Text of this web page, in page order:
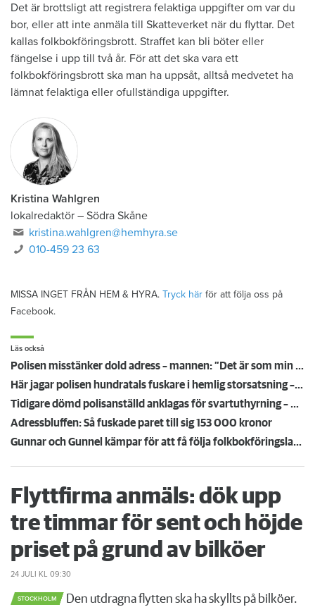
Det är brottsligt att registrera felaktiga uppgifter om var du
bor, eller att inte anmäla till Skatteverket när du flyttar. Det
kallas folkbokföringsbrott. Straffet kan bli böter eller
fängelse i upp till två år. För att det ska vara ett
folkbokföringsbrott ska man ha uppsåt, alltså medvetet ha
lämnat felaktiga eller ofullständiga uppgifter.
Kristina Wahlgren
lokalredaktör – Södra Skåne
kristina.wahlgren@hemhyra.se
010-459 23 63
MISSA INGET FRÅN HEM & HYRA. Tryck här för att följa oss på
Facebook.
Läs också
Polisen misstänker dold adress – mannen: ”Det är som min extrafamilj”
Här jagar polisen hundratals fuskare i hemlig storsatsning – efter tips från hyresvärdar
Tidigare dömd polisanställd anklagas för svartuthyrning – hade två hyresrätter
Adressbluffen: Så fuskade paret till sig 153 000 kronor
Gunnar och Gunnel kämpar för att få följa folkbokföringslagen: "Det är så stolligt"
Flyttfirma anmäls: dök upp
tre timmar för sent och höjde
priset på grund av bilköer
24 JULI KL 09:30
STOCKHOLM
Den utdragna flytten ska ha skyllts på bilköer.